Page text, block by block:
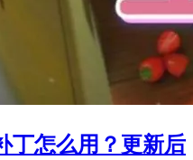
丁怎么用？更新后